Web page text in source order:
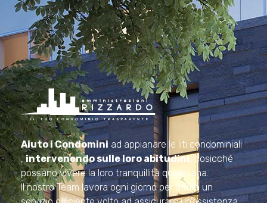
Amministrazioni Rizzardo
Il tuo condominio trasparente
Aiuto i Condominiad appianare le liti condominiali
,intervenendo sulle loro abitudini, cosicché
possano vivere la loro tranquillità quotidiana.
Il nostro Team lavora ogni giorno per offrire un